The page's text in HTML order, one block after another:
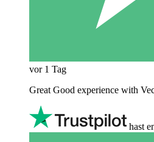
vor 1 Tag
Great Good experience with
hast